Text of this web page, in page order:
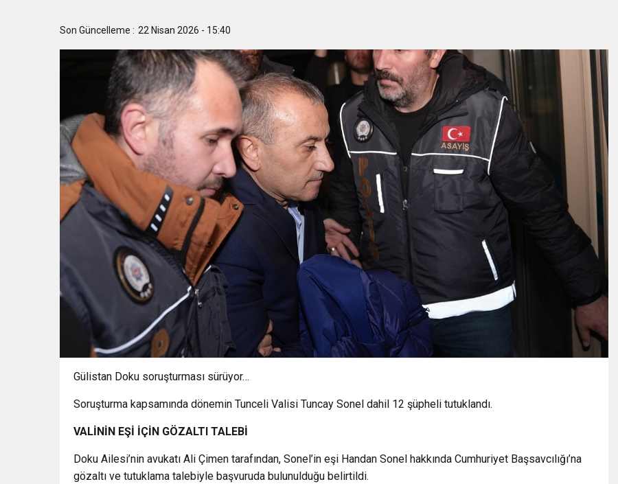
16:23
16:05 30 ilçeye 4,6 milyar liralık yatırım İZSU’dan yılın ilk yarısında tarihi altyapı seferberliği
15:56 BAŞKAN VEKİLİ BİBA: “ŞEHİR HASTANESİ OTOPARKI BU AY HİZMETE AÇILACAK”
15:22 Başkan Şadi Özdemir, Esentepeliler’i dinledi
14:28 Büyükşehir’den sahada “Kırmızı Altın” mesaisi
Son Güncelleme : 22 Nisan 2026 - 15:40
Gülistan Doku soruşturması sürüyor…
Soruşturma kapsamında dönemin Tunceli Valisi Tuncay Sonel dahil 12 şüpheli tutuklandı.
VALİNİN EŞİ İÇİN GÖZALTI TALEBİ
Doku Ailesi’nin avukatı Ali Çimen tarafından, Sonel’in eşi Handan Sonel hakkında Cumhuriyet Başsavcılığı’na
gözaltı ve tutuklama talebiyle başvuruda bulunulduğu belirtildi.